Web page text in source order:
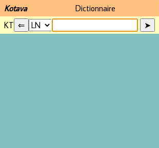
Kotava
Dictionnaire
KT